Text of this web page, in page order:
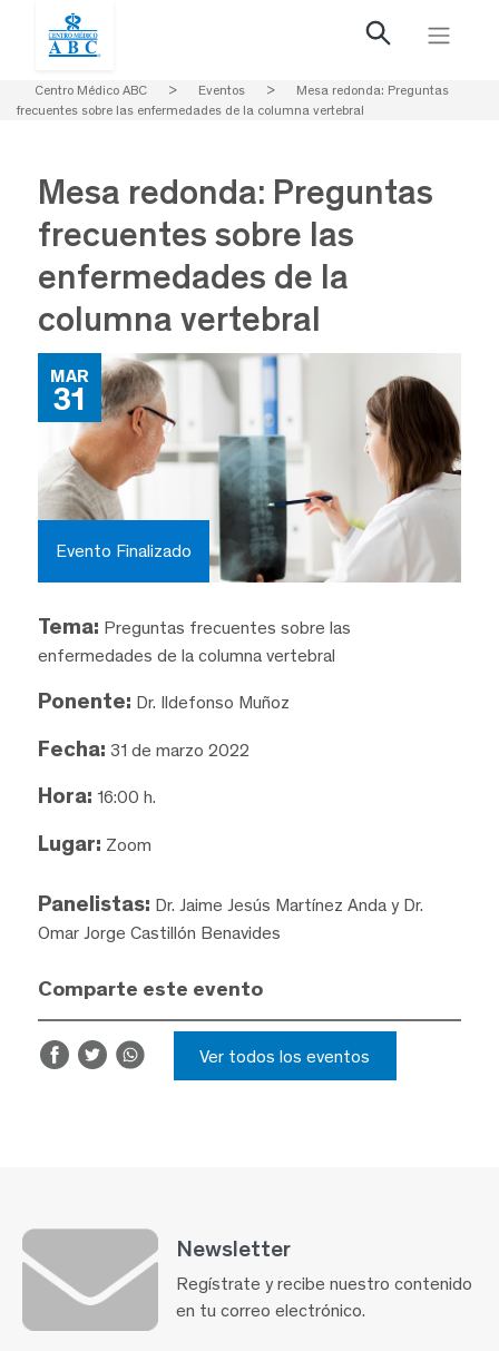
Centro Médico ABC > Eventos >
Mesa redonda: Preguntas
frecuentes sobre las enfermedades de la columna vertebral
Mesa redonda: Preguntas
frecuentes sobre las
enfermedades de la
columna vertebral
MAR
31
Evento Finalizado
Tema: Preguntas frecuentes sobre las
enfermedades de la columna vertebral
Ponente: Dr. Ildefonso Muñoz
Fecha: 31 de marzo 2022
Hora: 16:00 h.
Lugar: Zoom
Panelistas: Dr. Jaime Jesús Martínez Anda y Dr.
Omar Jorge Castillón Benavides
Comparte este evento
Ver todos los eventos
Newsletter
Regístrate y recibe nuestro contenido
en tu correo electrónico.